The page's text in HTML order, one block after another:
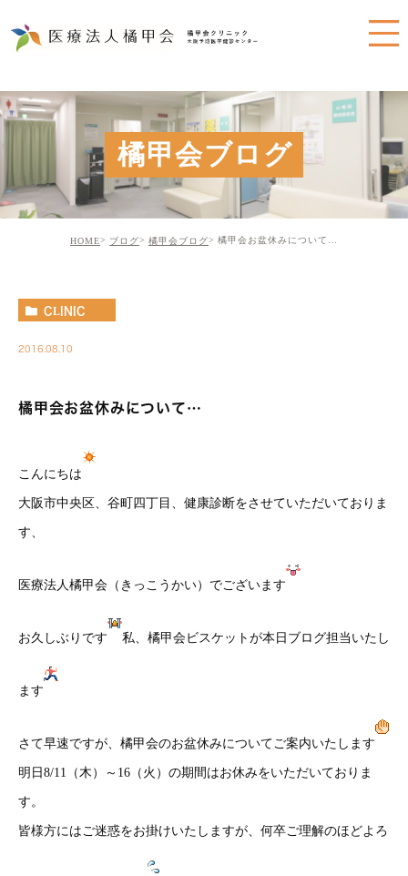
橘甲会ブログ
HOME ブログ 橘甲会ブログ 橘甲会お盆休みについて…
CLINIC
2016.08.10
橘甲会お盆休みについて…
こんにちは
大阪市中央区、谷町四丁目、健康診断をさせていただいておりま
す、
医療法人橘甲会（きっこうかい）でございます
お久しぶりです 私、橘甲会ビスケットが本日ブログ担当いたし
ます
さて早速ですが、橘甲会のお盆休みについてご案内いたします
明日8/11（木）～16（火）の期間はお休みをいただいておりま
す。
皆様方にはご迷惑をお掛けいたしますが、何卒ご理解のほどよろ